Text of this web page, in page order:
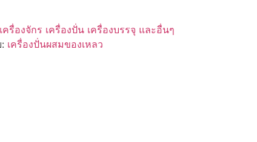
ครื่องจักร เครื่องปั่น เครื่องบรรจุ และอื่นๆ
เครื่องปั่นผสมของเหลว